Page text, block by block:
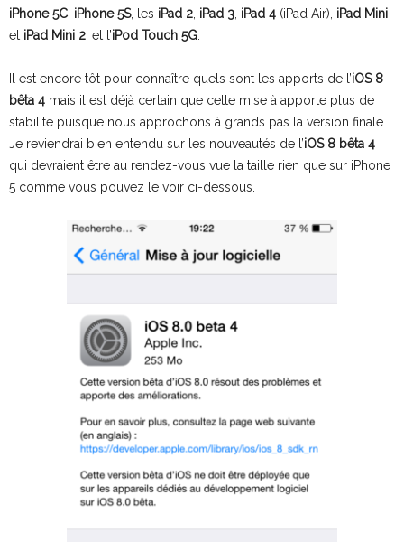
iPhone 5C iPhone 5S, les iPad 2 iPad 3 iPad 4 (iPad Air), iPad Mini
et iPad Mini 2 , et l’iPod Touch 5G
Il est encore tôt pour connaître quels sont les apports de l’iOS 8
bêta 4 mais il est déjà certain que cette mise à apporte plus de
stabilité puisque nous approchons à grands pas la version finale.
Je reviendrai bien entendu sur les nouveautés de l’iOS 8 bêta 4
qui devraient être au rendez-vous vue la taille rien que sur iPhone
5 comme vous pouvez le voir ci-dessous.